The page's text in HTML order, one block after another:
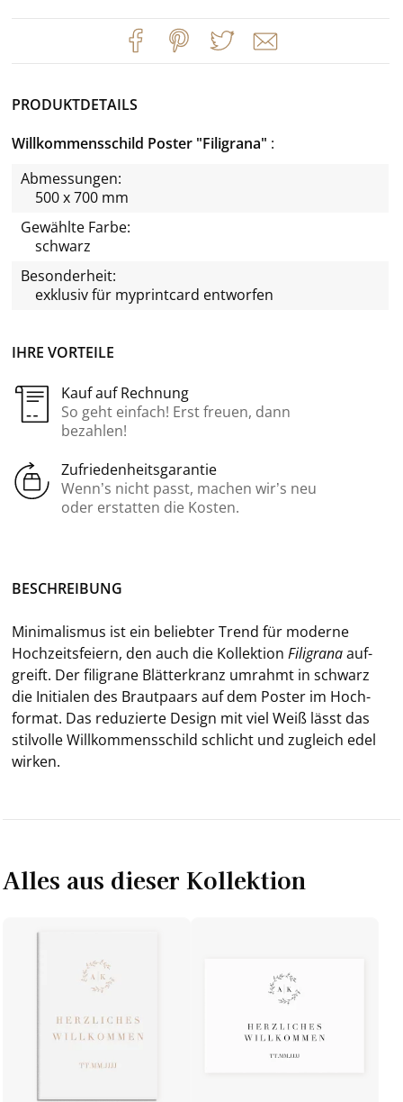
IHRE VORTEILE
Kauf auf Rechnung
So geht einfach! Erst freuen, dann
bezahlen!
Zufriedenheitsgarantie
Wenn’s nicht passt, machen wir’s neu
oder erstatten die Kosten.
PRODUKTDETAILS
Willkommensschild Poster "Filigrana"
Abmessungen:
500 x 700 mm
Gewählte Farbe:
schwarz
Besonderheit:
exklusiv für myprintcard entworfen
BE­SCHREI­BUNG
Mi­ni­ma­lis­mus ist ein be­lieb­ter Trend für mo­der­ne
Hoch­zeits­fei­ern, den auch die Kol­lek­ti­on Fi­li­gra­naauf­
greift. Der fi­li­gra­ne Blät­t­er­kranz um­rahmt in schwarz
die In­itia­len des Braut­paars auf dem Pos­ter im Hoch­
for­mat. Das re­du­zier­te De­sign mit viel Weiß lässt das
stil­vol­le Will­kom­mens­schild schlicht und zu­gleich edel
wir­ken.
Alles aus dieser Kollektion